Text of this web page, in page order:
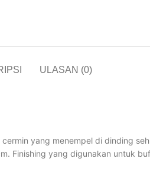
ULASAN (0)
yang menempel di dinding
Finishing yang digunakan untuk